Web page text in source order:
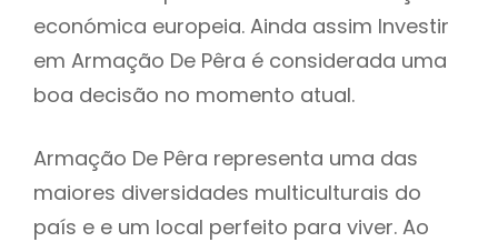
económica europeia. Ainda assim Investir
em Armação De Pêra é considerada uma
boa decisão no momento atual.
Armação De Pêra representa uma das
maiores diversidades multiculturais do
país e e um local perfeito para viver. Ao